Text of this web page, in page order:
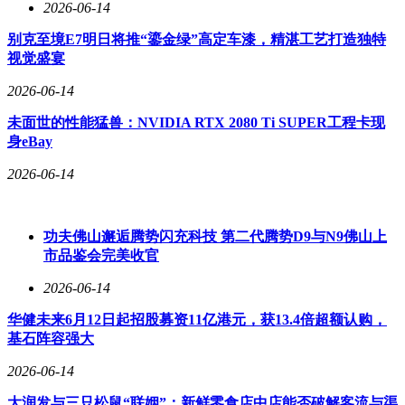
作为零跑C系列的最新成员，这三款车型涵盖了从紧凑型到中
大型SUV的细分市场，标志着零跑在该领域的布局已全面完
成。其中，全新C10定位紧凑型SUV，主打年轻消费群体；
C11作为中型SUV，兼顾了空间与性能；而C16则定位于中大
2026-06-14
别克至境E7明日将推“鎏金绿”高定车漆，精湛工艺打造独特
视觉盛宴
2026-06-14
未面世的性能猛兽：NVIDIA RTX 2080 Ti SUPER工程卡现
身eBay
2026-06-14
功夫佛山邂逅腾势闪充科技 第二代腾势D9与N9佛山上
市品鉴会完美收官
2026-06-14
华健未来6月12日起招股募资11亿港元，获13.4倍超额认购，
基石阵容强大
2026-06-14